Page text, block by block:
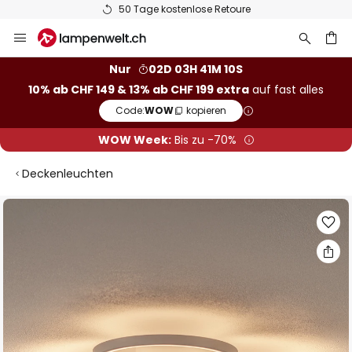
50 Tage kostenlose Retoure
Inhalt
Nur
02D 03H 41M 09S
10% ab CHF 149 & 13% ab CHF 199 extra auf fast alles
Code:WOW kopieren
WOW Week:Bis zu -70%
Deckenleuchten
Zum